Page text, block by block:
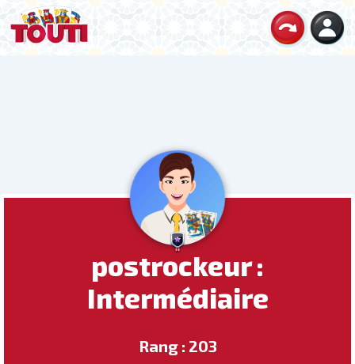
postrockeur :
Intermédiaire
Rang : 203